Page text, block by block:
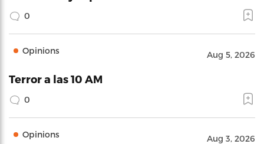
0
Opinions Aug 5, 2026
Terror a las 10 AM
0
Opinions Aug 3, 2026